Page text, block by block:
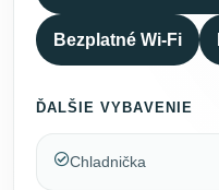
Bezplatné Wi-Fi
ĎALŠIE VYBAVENIE
Chladnička